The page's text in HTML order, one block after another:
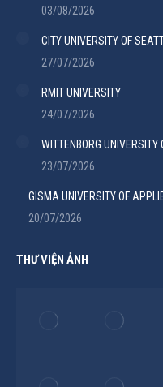
03/08/2026
CITY UNIVERSITY OF
27/07/2026
RMIT UNIVERSITY
24/07/2026
WITTENBORG UNIVERSITY
23/07/2026
GISMA UNIVERSITY OF
20/07/2026
THƯ VIỆN ẢNH